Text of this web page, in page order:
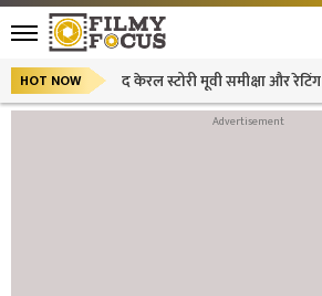
HOT NOW द केरल स्टोरी मूवी समीक्षा और रेटिंग